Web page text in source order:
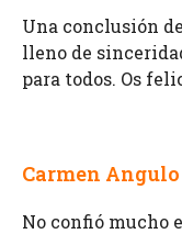
Una conclusión
lleno de
para todos. Os
Carmen
No confió mucho